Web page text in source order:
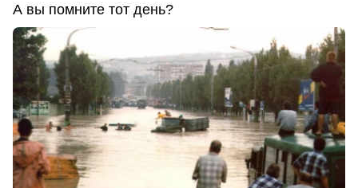
А вы помните тот день?